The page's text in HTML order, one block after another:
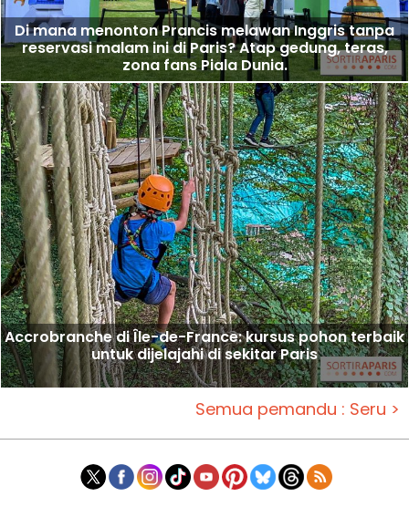
Di mana menonton Prancis melawan Inggris tanpa
reservasi malam ini di Paris? Atap gedung, teras,
zona fans Piala Dunia.
Accrobranche di Île-de-France: kursus pohon terbaik
untuk dijelajahi di sekitar Paris
Semua pemandu : Seru >